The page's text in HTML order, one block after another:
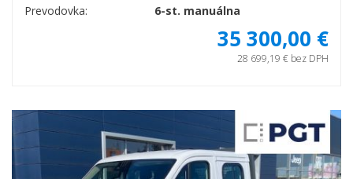
Prevodovka:
6-st. manuálna
35 300,00 €
28 699,19 € bez DPH